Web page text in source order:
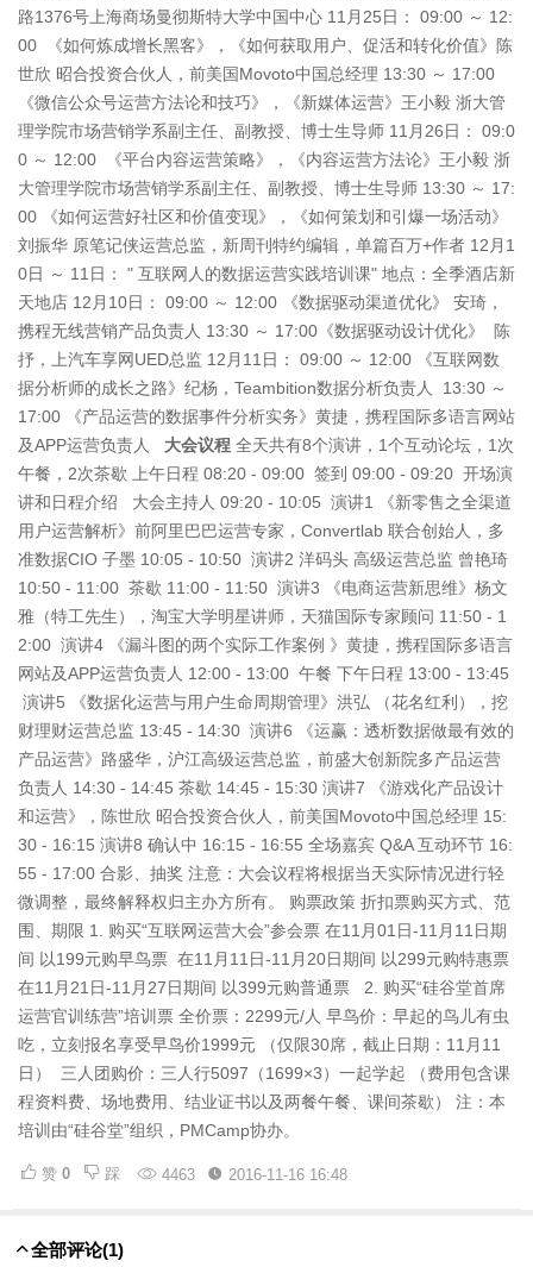
路1376号上海商场曼彻斯特大学中国中心 11月25日： 09:00 ～ 12:
00 《如何炼成增长黑客》，《如何获取用户、促活和转化价值》陈
世欣 昭合投资合伙人，前美国Movoto中国总经理 13:30 ～ 17:00
《微信公众号运营方法论和技巧》，《新媒体运营》王小毅 浙大管
理学院市场营销学系副主任、副教授、博士生导师 11月26日： 09:0
0 ～ 12:00 《平台内容运营策略》，《内容运营方法论》王小毅 浙
大管理学院市场营销学系副主任、副教授、博士生导师 13:30 ～ 17:
00 《如何运营好社区和价值变现》，《如何策划和引爆一场活动》
刘振华 原笔记侠运营总监，新周刊特约编辑，单篇百万+作者 12月1
0日 ～ 11日： " 互联网人的数据运营实践培训课" 地点：全季酒店新
天地店 12月10日： 09:00 ～ 12:00 《数据驱动渠道优化》 安琦，
携程无线营销产品负责人 13:30 ～ 17:00《数据驱动设计优化》 陈
抒，上汽车享网UED总监 12月11日： 09:00 ～ 12:00 《互联网数
据分析师的成长之路》纪杨，Teambition数据分析负责人 13:30 ～
17:00 《产品运营的数据事件分析实务》黄捷，携程国际多语言网站
及APP运营负责人 大会议程 全天共有8个演讲，1个互动论坛，1次
午餐，2次茶歇 上午日程 08:20 - 09:00 签到 09:00 - 09:20 开场演
讲和日程介绍 大会主持人 09:20 - 10:05 演讲1 《新零售之全渠道
用户运营解析》前阿里巴巴运营专家，Convertlab 联合创始人，多
准数据CIO 子墨 10:05 - 10:50 演讲2 洋码头 高级运营总监 曾艳琦
10:50 - 11:00 茶歇 11:00 - 11:50 演讲3 《电商运营新思维》杨文
雅（特工先生），淘宝大学明星讲师，天猫国际专家顾问 11:50 - 1
2:00 演讲4 《漏斗图的两个实际工作案例 》黄捷，携程国际多语言
网站及APP运营负责人 12:00 - 13:00 午餐 下午日程 13:00 - 13:45
演讲5 《数据化运营与用户生命周期管理》洪弘 （花名红利），挖
财理财运营总监 13:45 - 14:30 演讲6 《运赢：透析数据做最有效的
产品运营》路盛华，沪江高级运营总监，前盛大创新院多产品运营
负责人 14:30 - 14:45 茶歇 14:45 - 15:30 演讲7 《游戏化产品设计
和运营》，陈世欣 昭合投资合伙人，前美国Movoto中国总经理 15:
30 - 16:15 演讲8 确认中 16:15 - 16:55 全场嘉宾 Q&A 互动环节 16:
55 - 17:00 合影、抽奖 注意：大会议程将根据当天实际情况进行轻
微调整，最终解释权归主办方所有。 购票政策 折扣票购买方式、范
围、期限 1. 购买“互联网运营大会”参会票 在11月01日-11月11日期
间 以199元购早鸟票 在11月11日-11月20日期间 以299元购特惠票
在11月21日-11月27日期间 以399元购普通票 2. 购买“硅谷堂首席
运营官训练营”培训票 全价票：2299元/人 早鸟价：早起的鸟儿有虫
吃，立刻报名享受早鸟价1999元 （仅限30席，截止日期：11月11
日） 三人团购价：三人行5097（1699×3）一起学起 （费用包含课
程资料费、场地费用、结业证书以及两餐午餐、课间茶歇） 注：本
培训由“硅谷堂”组织，PMCamp协办。
赞 0 踩 4463 2016-11-16 16:48
全部评论(1)